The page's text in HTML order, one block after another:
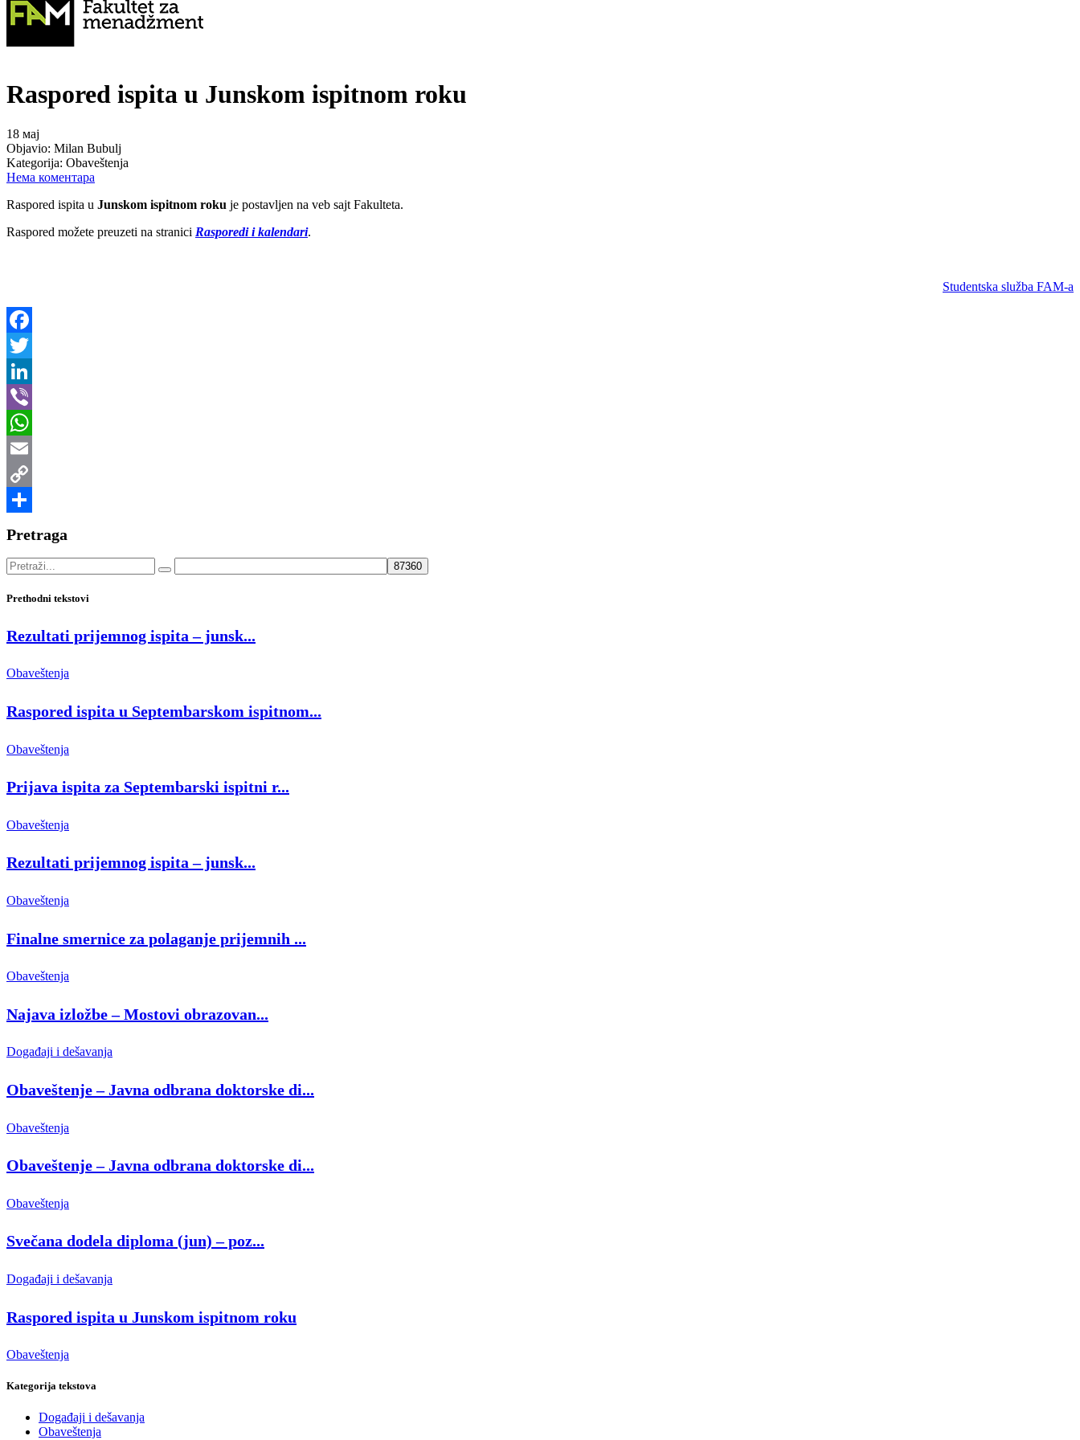
Raspored ispita u Junskom ispitnom roku
18 мај
Objavio: Milan Bubulj
Kategorija: Obaveštenja
Нема коментара
Raspored ispita u Junskom ispitnom roku je postavljen na veb sajt Fakulteta.
Raspored možete preuzeti na stranici Rasporedi i kalendari.
Studentska služba FAM-a
Facebook
Twitter
LinkedIn
Viber
WhatsApp
Email
Copy
Pretraga
Prethodni tekstovi
Rezultati prijemnog ispita – junsk...
Obaveštenja
Raspored ispita u Septembarskom ispitnom...
Obaveštenja
Prijava ispita za Septembarski ispitni r...
Obaveštenja
Rezultati prijemnog ispita – junsk...
Obaveštenja
Finalne smernice za polaganje prijemnih ...
Obaveštenja
Najava izložbe – Mostovi obrazovan...
Događaji i dešavanja
Obaveštenje – Javna odbrana doktorske di...
Obaveštenja
Obaveštenje – Javna odbrana doktorske di...
Obaveštenja
Svečana dodela diploma (jun) – poz...
Događaji i dešavanja
Raspored ispita u Junskom ispitnom roku
Obaveštenja
Kategorija tekstova
Događaji i dešavanja
Obaveštenja